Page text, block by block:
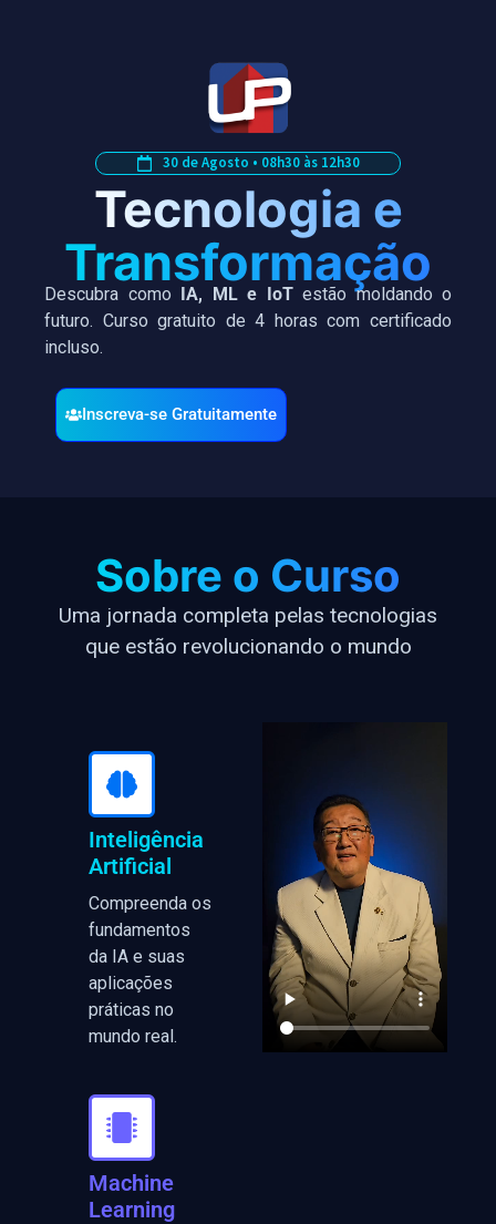
30 de Agosto • 08h30 às 12h30
Tecnologia e
Transformação
Descubra como IA, ML e IoTestão moldando o
futuro. Curso gratuito de 4 horas com certificado
incluso.
Inscreva-se Gratuitamente
Sobre o Curso
Uma jornada completa pelas tecnologias
que estão revolucionando o mundo
Inteligência
Artificial
Compreenda os
fundamentos
da IA e suas
aplicações
práticas no
mundo real.
Machine
Learning